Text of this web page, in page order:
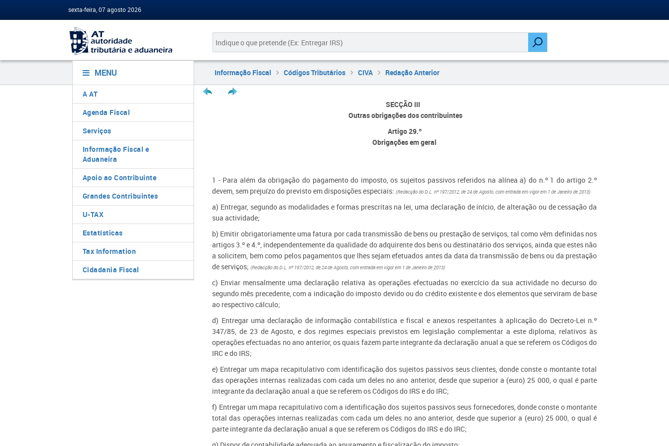
sexta-feira, 07 agosto 2026
MENU
A AT
Agenda Fiscal
Serviços
Informação Fiscal e
Aduaneira
Apoio ao Contribuinte
Grandes Contribuintes
U-TAX
Estatísticas
Tax Information
Cidadania Fiscal
Informação Fiscal Códigos Tributários CIVA Redação Anterior
SECÇÃO III
Outras obrigações dos contribuintes
Artigo 29.º
Obrigações em geral
1 - Para além da obrigação do pagamento do imposto, os sujeitos passivos referidos na alínea a) do n.º 1 do artigo 2.º
devem, sem prejuízo do previsto em disposições especiais:(Redacção do D.L. nº 197/2012, de 24 de Agosto, com entrada em vigor em 1 de Janeiro de 2013)
a) Entregar, segundo as modalidades e formas prescritas na lei, uma declaração de início, de alteração ou de cessação da
sua actividade;
b) Emitir obrigatoriamente uma fatura por cada transmissão de bens ou prestação de serviços, tal como vêm definidas nos
artigos 3.º e 4.º, independentemente da qualidade do adquirente dos bens ou destinatário dos serviços, ainda que estes não
a solicitem, bem como pelos pagamentos que lhes sejam efetuados antes da data da transmissão de bens ou da prestação
de serviços;(Redacção do D.L. nº 197/2012, de 24 de Agosto, com entrada em vigor em 1 de Janeiro de 2013)
c) Enviar mensalmente uma declaração relativa às operações efectuadas no exercício da sua actividade no decurso do
segundo mês precedente, com a indicação do imposto devido ou do crédito existente e dos elementos que serviram de base
ao respectivo cálculo;
d) Entregar uma declaração de informação contabilística e fiscal e anexos respeitantes à aplicação do Decreto-Lei n.º
347/85, de 23 de Agosto, e dos regimes especiais previstos em legislação complementar a este diploma, relativos às
operações efectuadas no ano anterior, os quais fazem parte integrante da declaração anual a que se referem os Códigos do
IRC e do IRS;
e) Entregar um mapa recapitulativo com identificação dos sujeitos passivos seus clientes, donde conste o montante total
das operações internas realizadas com cada um deles no ano anterior, desde que superior a (euro) 25 000, o qual é parte
integrante da declaração anual a que se referem os Códigos do IRS e do IRC;
f) Entregar um mapa recapitulativo com a identificação dos sujeitos passivos seus fornecedores, donde conste o montante
total das operações internas realizadas com cada um deles no ano anterior, desde que superior a (euro) 25 000, o qual é
parte integrante da declaração anual a que se referem os Códigos do IRS e do IRC;